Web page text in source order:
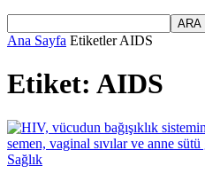
Ana Sayfa Etiketler AIDS
Etiket: AIDS
Sağlık